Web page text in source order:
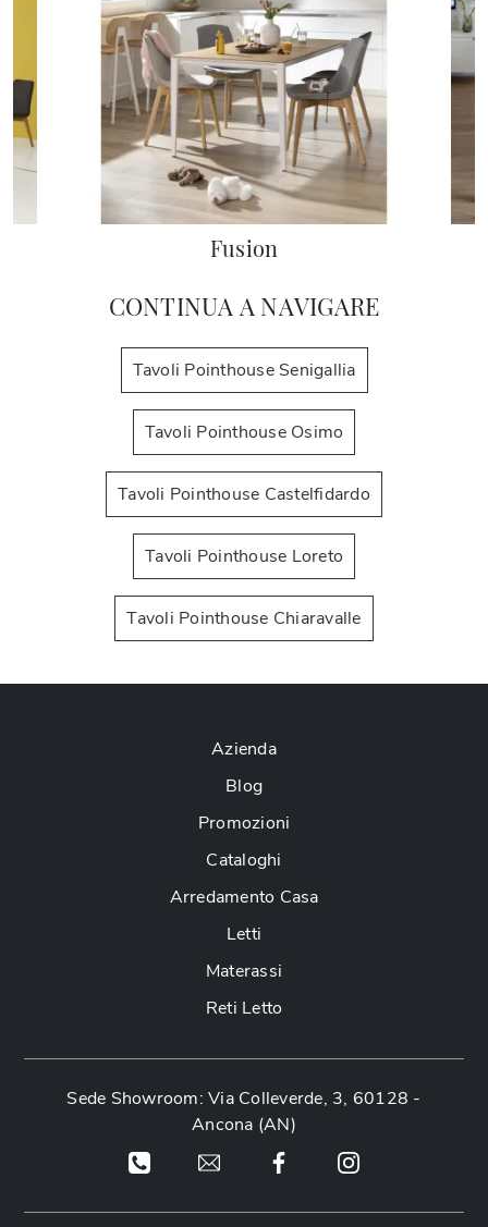
Fusion
CONTINUA A NAVIGARE
Tavoli Pointhouse Senigallia
Tavoli Pointhouse Osimo
Tavoli Pointhouse Castelfidardo
Tavoli Pointhouse Loreto
Tavoli Pointhouse Chiaravalle
Azienda
Blog
Promozioni
Cataloghi
Arredamento Casa
Letti
Materassi
Reti Letto
Sede Showroom: Via Colleverde, 3, 60128 -
Ancona (AN)